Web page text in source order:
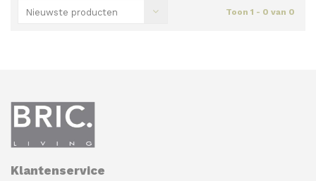
Nieuwste producten Toon 1 - 0 van 0
Klantenservice